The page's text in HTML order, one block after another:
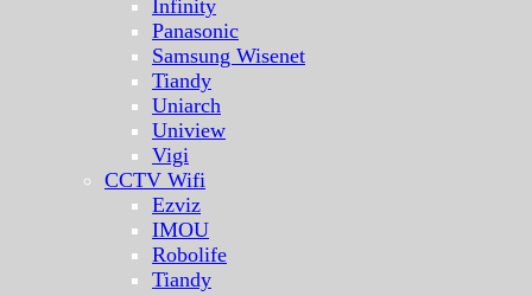
Infinity
Panasonic
Samsung Wisenet
Tiandy
Uniarch
Uniview
Vigi
CCTV Wifi
Ezviz
IMOU
Robolife
Tiandy